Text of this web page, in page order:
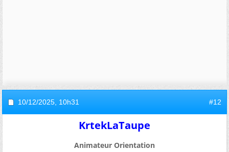
10/12/2025, 10h31 #12
KrtekLaTaupe
Animateur Orientation